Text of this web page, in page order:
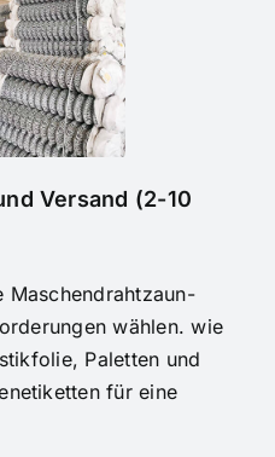
Versand (2-10
Maschendrahtzaun-
wählen. wie
Paletten und
für eine